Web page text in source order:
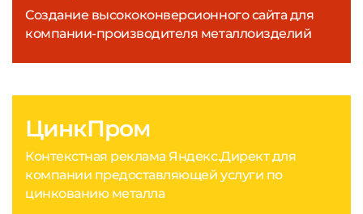
Создание высококонверсионного сайта для
компании-производителя металлоизделий
ЦинкПром
Контекстная реклама Яндекс.Директ для
компании предоставляющей услуги по
цинкованию металла